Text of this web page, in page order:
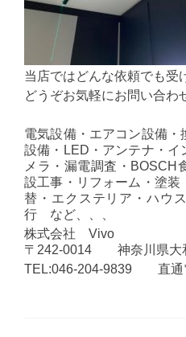
当店ではどんな依頼でも受
どうぞお気軽にお問い合わ
電気設備・エアコン設備
設備・LED・アンテナ・イ
メラ・漏電調査・BOSCH
設工事・リフォーム・塗
替・エクステリア・ハウ
行 など、、、
株式会社 Vivo
〒242-0014 神奈川県大
TEL:046-204-9839 直通